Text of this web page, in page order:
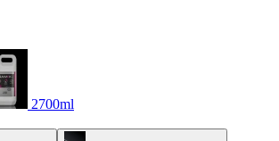
2700ml